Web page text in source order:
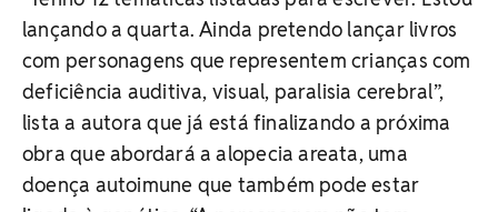
lançando a quarta. Ainda pretendo lançar livros
com personagens que representem crianças com
deficiência auditiva, visual, paralisia cerebral”,
lista a autora que já está finalizando a próxima
obra que abordará a alopecia areata, uma
doença autoimune que também pode estar